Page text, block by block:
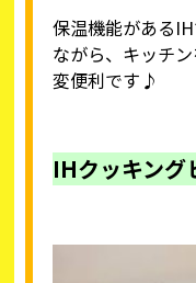
保温機能がある
ながら、キッチ
変便利です♪
IHクッキング